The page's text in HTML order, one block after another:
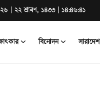
| ২২ শ্রাবণ, ১৪৩৩ | ১৪:৪৬:৪২
বিনোদন সারাদেশ